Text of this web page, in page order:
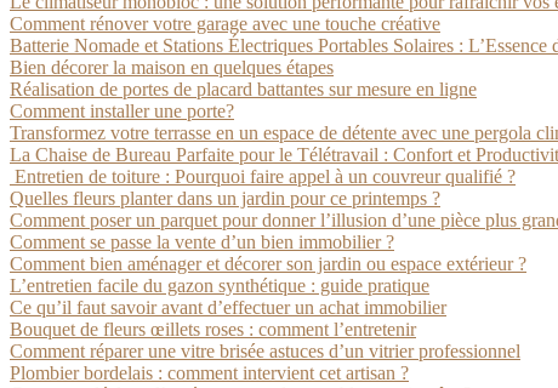
Comment rénover votre garage avec une touche créative
Batterie Nomade et Stations Électriques Portables Solaires : L’Essence
Bien décorer la maison en quelques étapes
Réalisation de portes de placard battantes sur mesure en ligne
Comment installer une porte?
Transformez votre terrasse en un espace de détente avec une pergola
La Chaise de Bureau Parfaite pour le Télétravail : Confort et
Entretien de toiture : Pourquoi faire appel à un couvreur qualifié ?
Quelles fleurs planter dans un jardin pour ce printemps ?
Comment poser un parquet pour donner l’illusion d’une pièce plus
Comment se passe la vente d’un bien immobilier ?
Comment bien aménager et décorer son jardin ou espace extérieur ?
L’entretien facile du gazon synthétique : guide pratique
Ce qu’il faut savoir avant d’effectuer un achat immobilier
Bouquet de fleurs œillets roses : comment l’entretenir
Comment réparer une vitre brisée astuces d’un vitrier professionnel
Plombier bordelais : comment intervient cet artisan ?